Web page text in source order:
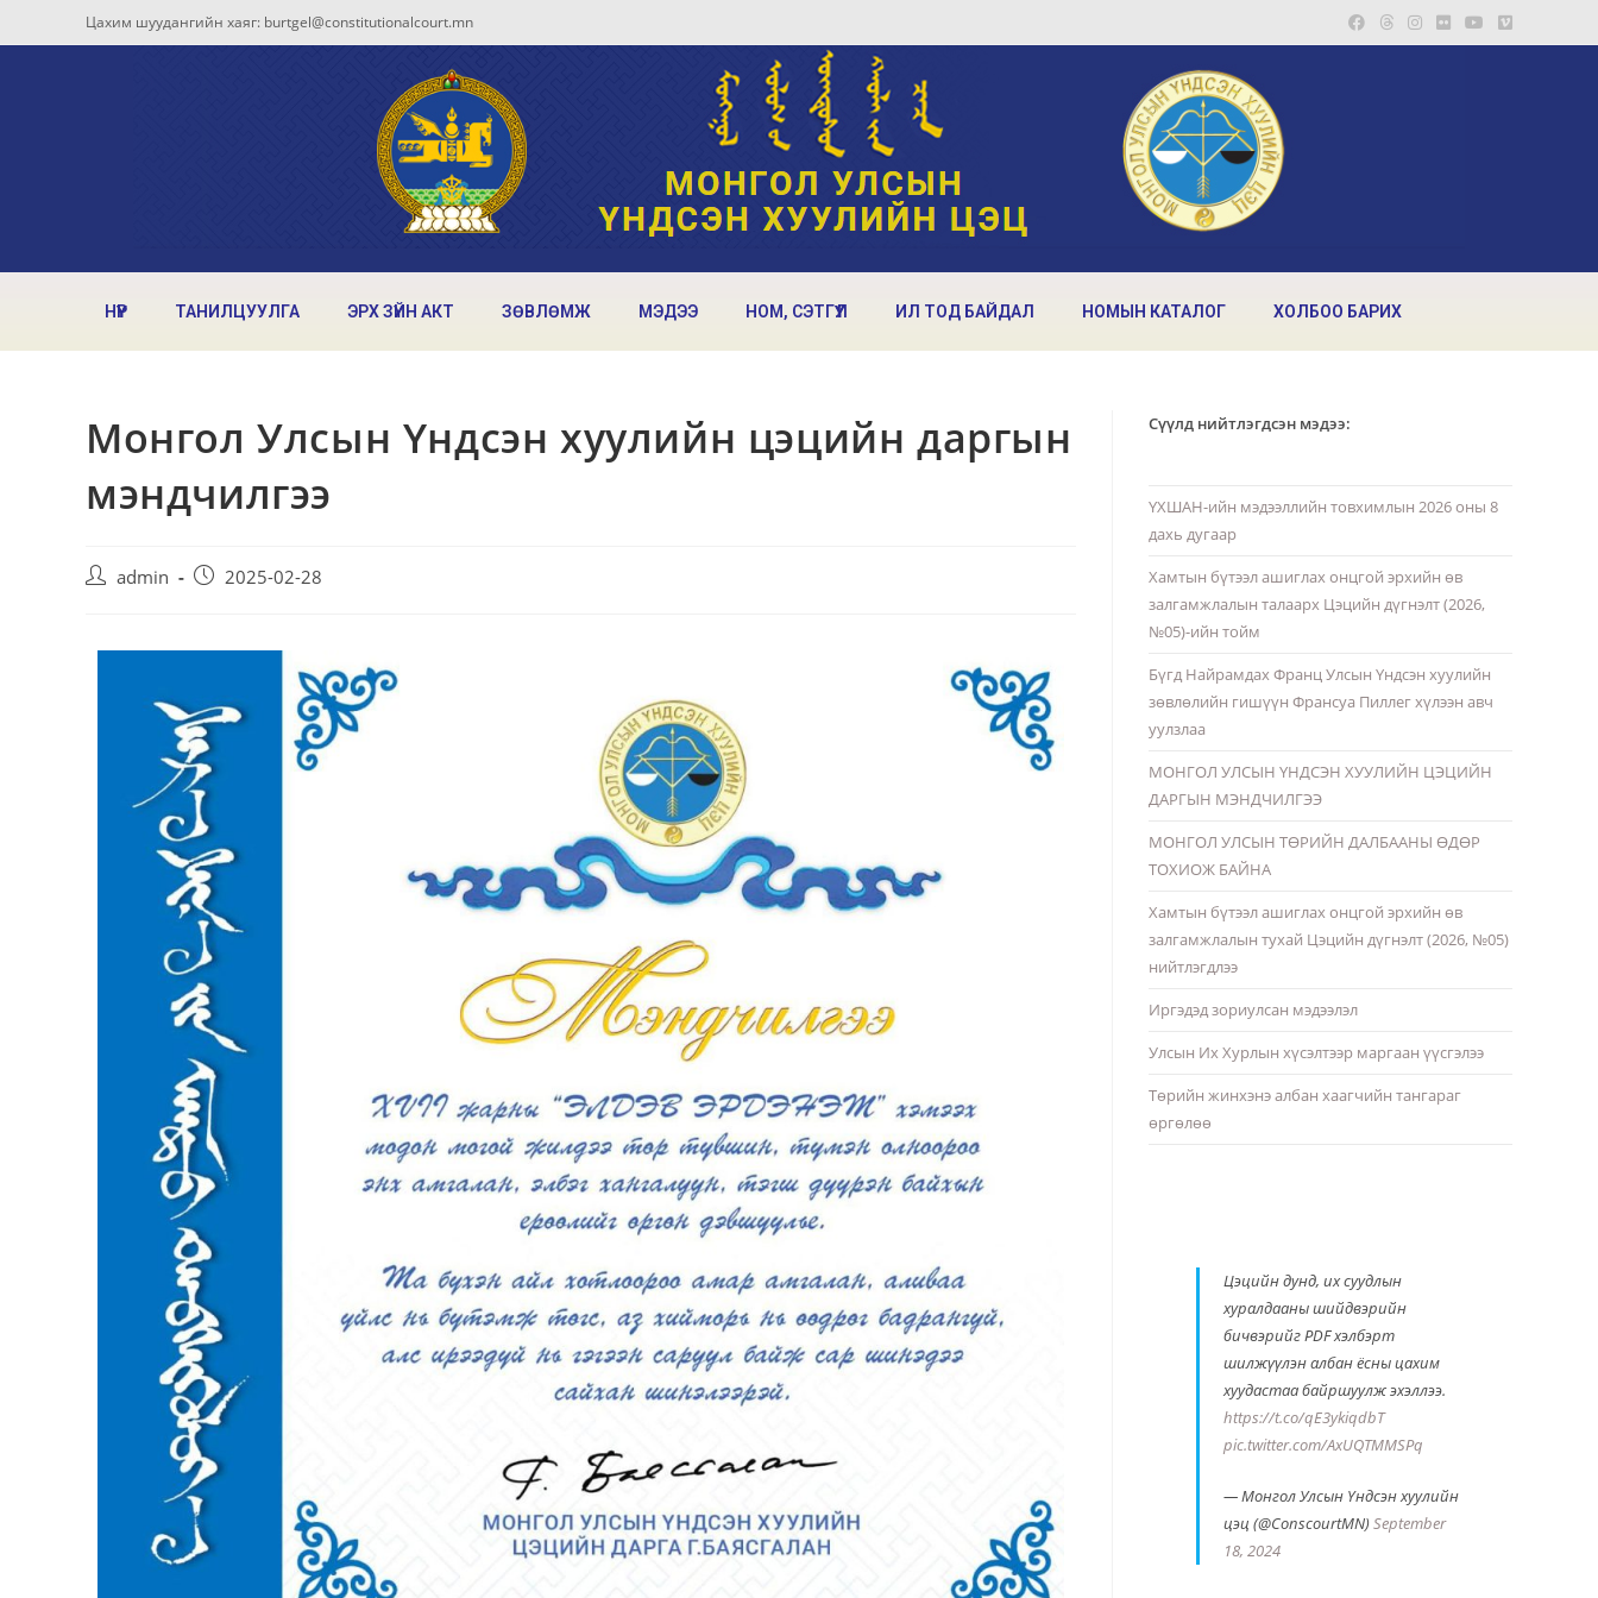
Цахим шуудангийн хаяг: burtgel@constitutionalcourt.mn
НҮҮР ТАНИЛЦУУЛГА ЭРХ ЗҮЙН АКТ ЗӨВЛӨМЖ МЭДЭЭ НОМ, СЭТГҮҮЛ ИЛ ТОД БАЙДАЛ НОМЫН КАТАЛОГ ХОЛБОО БАРИХ
Монгол Улсын Үндсэн хуулийн цэцийн даргын
мэндчилгээ
admin 2025-02-28
Сүүлд нийтлэгдсэн мэдээ:
ҮХШАН-ийн мэдээллийн товхимлын 2026 оны 8
дахь дугаар
Хамтын бүтээл ашиглах онцгой эрхийн өв
залгамжлалын талаарх Цэцийн дүгнэлт (2026,
№05)-ийн тойм
Бүгд Найрамдах Франц Улсын Үндсэн хуулийн
зөвлөлийн гишүүн Франсуа Пиллег хүлээн авч
уулзлаа
МОНГОЛ УЛСЫН ҮНДСЭН ХУУЛИЙН ЦЭЦИЙН
ДАРГЫН МЭНДЧИЛГЭЭ
МОНГОЛ УЛСЫН ТӨРИЙН ДАЛБААНЫ ӨДӨР
ТОХИОЖ БАЙНА
Хамтын бүтээл ашиглах онцгой эрхийн өв
залгамжлалын тухай Цэцийн дүгнэлт (2026, №05)
нийтлэгдлээ
Иргэдэд зориулсан мэдээлэл
Улсын Их Хурлын хүсэлтээр маргаан үүсгэлээ
Төрийн жинхэнэ албан хаагчийн тангараг
өргөлөө
Цэцийн дунд, их суудлын
хуралдааны шийдвэрийн
бичвэрийг PDF хэлбэрт
шилжүүлэн албан ёсны цахим
хуудастаа байршуулж эхэллээ.
https://t.co/qE3ykiqdbT
pic.twitter.com/AxUQTMMSPq
— Монгол Улсын Үндсэн хуулийн
цэц (@ConscourtMN)September
18, 2024